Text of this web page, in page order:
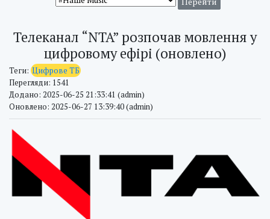
Телеканал “NTA” розпочав мовлення у
цифровому ефірі (оновлено)
Теги: Цифрове ТБ
Перегляди: 1541
Додано: 2025-06-25 21:33:41 (admin)
Оновлено: 2025-06-27 13:39:40 (admin)